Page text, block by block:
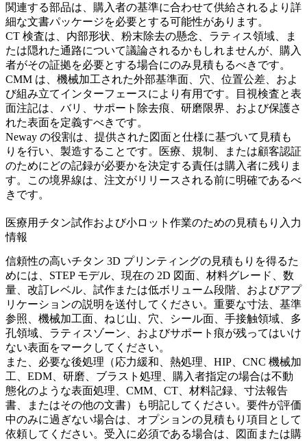
関連する部品は、購入者の基準に合わせて供給されるより詳
細な文書パッケージを必要とする可能性があります。
CT 検査は、内部形状、粉末除去の懸念、ラティス領域、ま
たは隠れた通路について議論されるかもしれませんが、購入
者がその証拠を必要とする場合にのみ見積もるべきです。
CMM は、機械加工された外部基準面、穴、位置公差、およ
び組み立てインターフェースにより有用です。目視検査と表
面注記は、バリ、サポート除去痕、研磨限界、および保護さ
れた表面を定義すべきです。
Neway の役割は、提供された図面と仕様に基づいて見積も
りを行い、製造することです。医療、規制、または顧客認証
のためにどの記録が必要かを決定する責任は購入者に残りま
す。この境界線は、注文がリリースされる前に明確であるべ
きです。
医療用チタン試作および小ロット作業のための見積もり入力
情報
信頼性の高いチタン 3D プリンティングの見積もりを得るた
めには、STEP モデル、現在の 2D 図面、材料グレード、数
量、改訂レベル、試作または低ボリューム段階、およびアプ
リケーションの説明を送付してください。重要な寸法、基準
参照、機械加工面、ねじ山、穴、シール面、手接触領域、多
孔領域、ラティスゾーン、およびサポート痕が残ってはいけ
ない表面をマークしてください。
また、必要な後処理（応力緩和、熱処理、HIP、CNC 機械加
工、EDM、研磨、ブラスト処理、購入者指定の場合は不動
態化のような表面処理、CMM、CT、材料記録、寸法報告
書、またはその他の文書）も明記してください。要件が評価
中のみに過ぎない場合は、オプションの見積もり項目として
依頼してください。受入に必須である場合は、図面または購